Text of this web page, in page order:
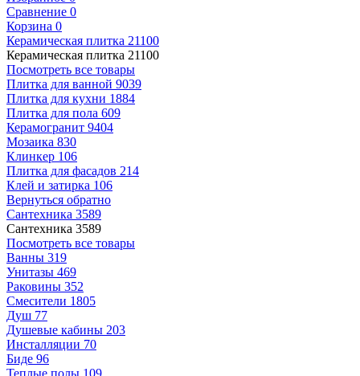
Сравнение 0
Корзина 0
Керамическая плитка 21100
Керамическая плитка 21100
Посмотреть все товары
Плитка для ванной 9039
Плитка для кухни 1884
Плитка для пола 609
Керамогранит 9404
Мозаика 830
Клинкер 106
Плитка для фасадов 214
Клей и затирка 106
Вернуться обратно
Сантехника 3589
Сантехника 3589
Посмотреть все товары
Ванны 319
Унитазы 469
Раковины 352
Смесители 1805
Душ 77
Душевые кабины 203
Инсталляции 70
Биде 96
Теплые полы 109